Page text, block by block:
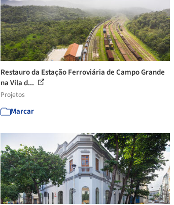
Restauro da Estação Ferroviária de Campo Grande
na Vila d...
Projetos
Marcar